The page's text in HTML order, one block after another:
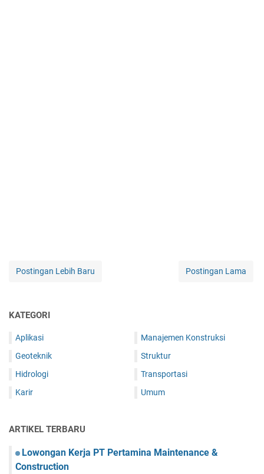
Postingan Lebih Baru Postingan Lama
KATEGORI
Aplikasi
Geoteknik
Hidrologi
Karir
Manajemen Konstruksi
Struktur
Transportasi
Umum
ARTIKEL TERBARU
Lowongan Kerja PT Pertamina Maintenance &
Construction